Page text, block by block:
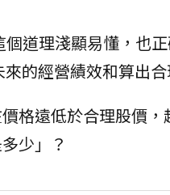
個道理淺顯易懂，也
來的經營績效和算出
格遠低於合理股價
少」？